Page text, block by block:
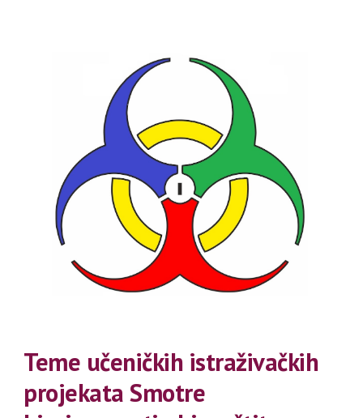
Teme učeničkih istraživačkih
projekata Smotre